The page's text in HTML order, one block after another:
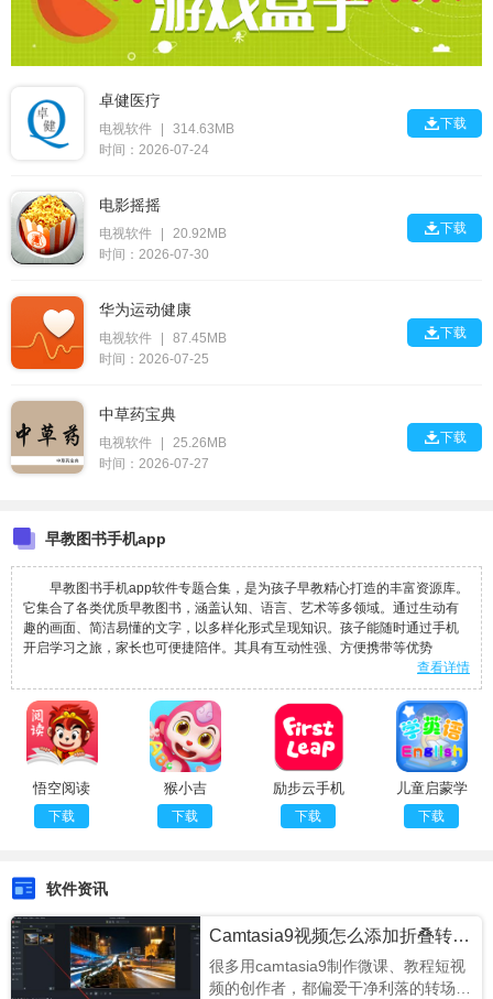
卓健医疗
电视软件
314.63MB
时间：2026-07-24
下载
电影摇摇
电视软件
20.92MB
时间：2026-07-30
下载
华为运动健康
电视软件
87.45MB
时间：2026-07-25
下载
中草药宝典
电视软件
25.26MB
时间：2026-07-27
下载
早教图书手机app
早教图书手机app软件专题合集，是为孩子早教精心打造的丰富资源库。
它集合了各类优质早教图书，涵盖认知、语言、艺术等多领域。通过生动有
趣的画面、简洁易懂的文字，以多样化形式呈现知识。孩子能随时通过手机
开启学习之旅，家长也可便捷陪伴。其具有互动性强、方便携带等优势
查看详情
悟空阅读
下载
猴小吉
ABC
下载
励步云手机
版官网
下载
儿童启蒙学
英语
下载
软件资讯
Camtasia9视频怎么添加折叠转场效果
很多用camtasia9制作微课、教程短视
频的创作者，都偏爱干净利落的转场效